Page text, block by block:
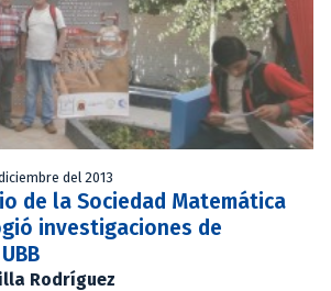
del 2013
de la Sociedad Matemática
investigaciones de
Rodríguez